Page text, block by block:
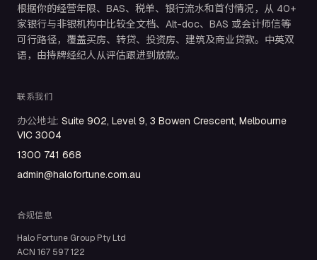
根据你的经营年限、BAS、税单、银行流水和首付情况，从 40+
家银行与非银机构中比较全文档、Alt-doc、BAS 或会计师信等
可行路径，覆盖买房、转贷、投资房、建筑及商业贷款。中英双
语，由持牌经纪人从评估跟进到放款。
联系我们
办公地址: Suite 902, Level 9, 3 Bowen Crescent, Melbourne
VIC 3004
1300 741 668
admin@halofortune.com.au
合规信息
Halo Fortune Group Pty Ltd
ACN 167 597 122